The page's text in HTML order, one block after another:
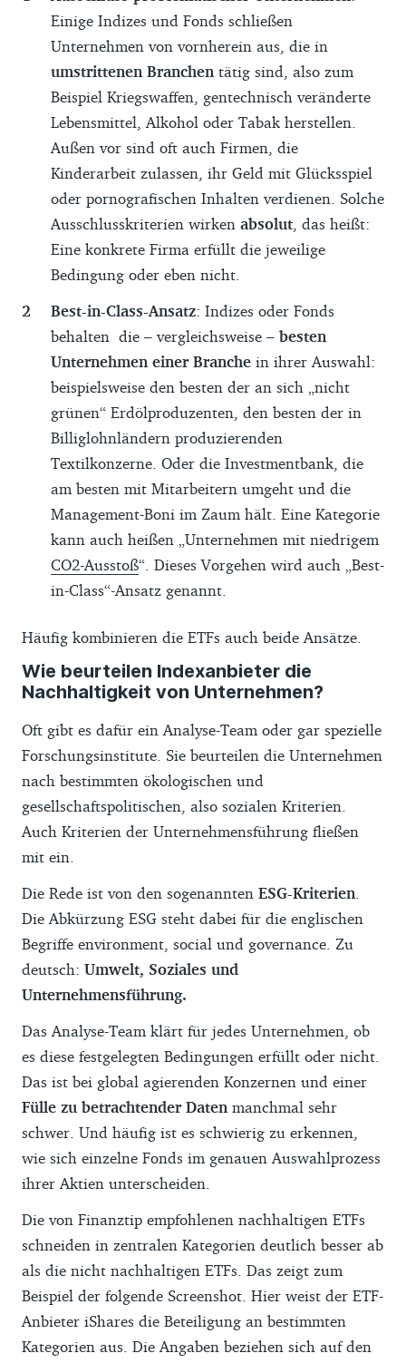
aussuchen, was am besten zu ihren
Bedürfnissen passt. Alle Empfehlungen
erfolgen redaktionell unabhängig.
Die Auswahl der ETFs erhebt keinen
Anspruch auf einen vollständigen
Marktüberblick. Wir nennen nur ETFs, die
(1) Stand Mai 2026 an der Referenzbörse
Xetra gehandelt werden, (2) zum Stichtag
existieren, (3) ein Fondsvolumen von
wenigstens 100 Millionen Euro haben, (4)
nicht währungsbesichert sind, (5) deren
deutschsprachige Anlegerinformationen
online verfügbar sind und (6) die einen von
uns empfohlenen Index abbilden. Wir
berücksichtigen zudem nur Depots, die zu
unseren Empfehlungen für
Wertpapierdepots gehöre.
Einige Indizes und Fonds schließen
Unternehmen von vornherein aus, die in
umstrittenen Branchen tätig sind, also zum
Beispiel Kriegswaffen, gentechnisch veränderte
Lebensmittel, Alkohol oder Tabak herstellen.
Außen vor sind oft auch Firmen, die
Kinderarbeit zulassen, ihr Geld mit Glücksspiel
oder pornografischen Inhalten verdienen. Solche
Ausschlusskriterien wirken absolut , das heißt:
Eine konkrete Firma erfüllt die jeweilige
Bedingung oder eben nicht.
Best-in-Class-Ansatz: Indizes oder Fonds
behalten die – vergleichsweise – besten
Unternehmen einer Branche in ihrer Auswahl:
beispielsweise den besten der an sich „nicht
grünen“ Erdölproduzenten, den besten der in
Billiglohnländern produzierenden
Textilkonzerne. Oder die Investmentbank, die
am besten mit Mitarbeitern umgeht und die
Management-Boni im Zaum hält. Eine Kategorie
kann auch heißen „Unternehmen mit niedrigem
CO2-Ausstoß“. Dieses Vorgehen wird auch „Best-
in-Class“-Ansatz genannt.
Häufig kombinieren die ETFs auch beide Ansätze.
Wie beurteilen Indexanbieter die
Nachhaltigkeit von Unternehmen?
Oft gibt es dafür ein Analyse-Team oder gar spezielle
Forschungsinstitute. Sie beurteilen die Unternehmen
nach bestimmten ökologischen und
gesellschaftspolitischen, also sozialen Kriterien.
Auch Kriterien der Unternehmensführung fließen
mit ein.
Die Rede ist von den sogenannten ESG-Kriterien
Die Abkürzung ESG steht dabei für die englischen
Begriffe environment, social und governance. Zu
deutsch: Umwelt, Soziales und
Unternehmensführung.
Das Analyse-Team klärt für jedes Unternehmen, ob
es diese festgelegten Bedingungen erfüllt oder nicht.
Das ist bei global agierenden Konzernen und einer
Fülle zu betrachtender Daten manchmal sehr
schwer. Und häufig ist es schwierig zu erkennen,
wie sich einzelne Fonds im genauen Auswahlprozess
ihrer Aktien unterscheiden.
Die von Finanztip empfohlenen nachhaltigen ETFs
schneiden in zentralen Kategorien deutlich besser ab
als die nicht nachhaltigen ETFs. Das zeigt zum
Beispiel der folgende Screenshot. Hier weist der ETF-
Anbieter iShares die Beteiligung an bestimmten
Kategorien aus. Die Angaben beziehen sich auf den